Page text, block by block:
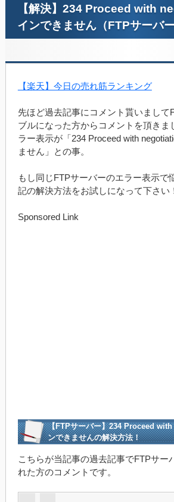
【解決】234 Proceed with
インできません（FTPサーバー
【楽天】今日の売れ筋ランキング
先ほど過去記事にコメント貰いまして
ブルになった方からコメントを頂きま
ラー表示が「234 Proceed with
ません」との事。
もし同じFTPサーバーのエラー表示で
記の解決方法をお試しになって下さい
Sponsored Link
【FTPサーバー】234 Proceed
ンできませんの解決方法！
こちらが当記事の過去記事でFTPサー
れた方のコメントです。